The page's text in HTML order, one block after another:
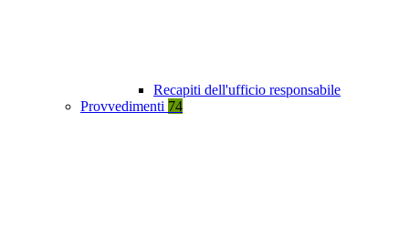
Recapiti dell'ufficio responsabile
Provvedimenti 74